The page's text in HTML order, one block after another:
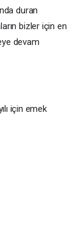
duran
bizler için en
devam
için emek